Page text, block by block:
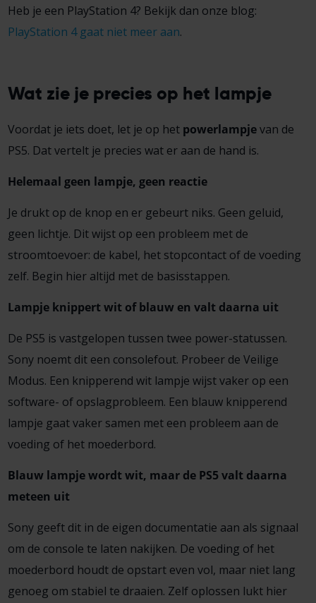
Heb je een PlayStation 4? Bekijk dan onze blog:
PlayStation 4 gaat niet meer aan.
Wat zie je precies op het lampje
Voordat je iets doet, let je op het powerlampjevan de
PS5. Dat vertelt je precies wat er aan de hand is.
Helemaal geen lampje, geen reactie
Je drukt op de knop en er gebeurt niks. Geen geluid,
geen lichtje. Dit wijst op een probleem met de
stroomtoevoer: de kabel, het stopcontact of de voeding
zelf. Begin hier altijd met de basisstappen.
Lampje knippert wit of blauw en valt daarna uit
De PS5 is vastgelopen tussen twee power-statussen.
Sony noemt dit een consolefout. Probeer de Veilige
Modus. Een knipperend wit lampje wijst vaker op een
software- of opslagprobleem. Een blauw knipperend
lampje gaat vaker samen met een probleem aan de
voeding of het moederbord.
Blauw lampje wordt wit, maar de PS5 valt daarna
meteen uit
Sony geeft dit in de eigen documentatie aan als signaal
om de console te laten nakijken. De voeding of het
moederbord houdt de opstart even vol, maar niet lang
genoeg om stabiel te draaien. Zelf oplossen lukt hier